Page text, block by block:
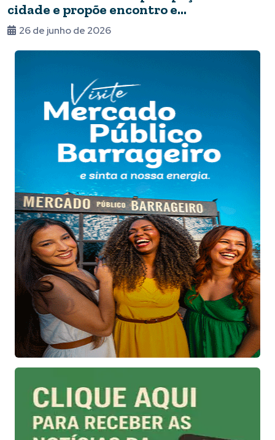
cidade e propõe encontro e
pertencimento
26 de junho de 2026